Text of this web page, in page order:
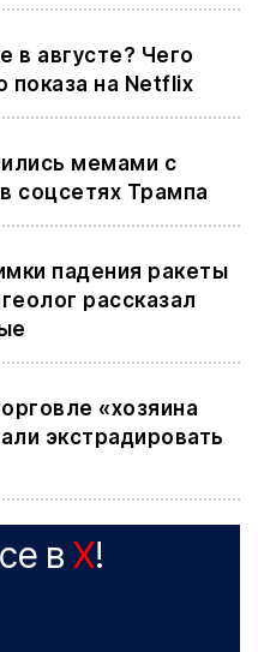
в августе? Чего
показа на Netflix
мемами с
соцсетях Трампа
падения ракеты
рассказал
«хозяина
экстрадировать
в X!